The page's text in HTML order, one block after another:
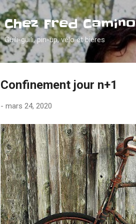
Chez Fred Camino
Guili-guili, pin-up, vélo et bières
Confinement jour n+1
- mars 24, 2020